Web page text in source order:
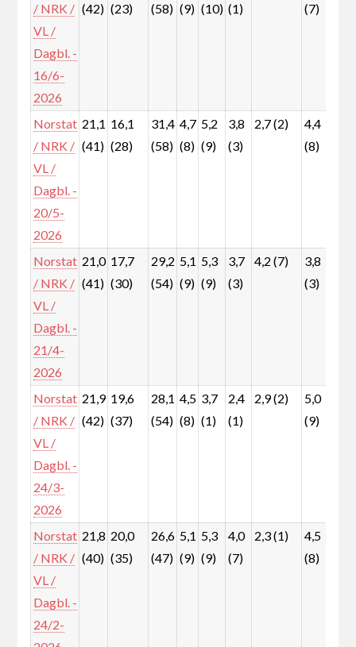
/ NRK /
VL /
Dagbl. -
16/6-
2026
(42) (23)
(58) (9) (10) (1)
(7)
Norstat
/ NRK /
VL /
Dagbl. -
20/5-
2026
21,1
(41)
16,1
(28)
31,4
(58)
4,7
(8)
5,2
(9)
3,8
(3)
2,7 (2)
4,4
(8)
Norstat
/ NRK /
VL /
Dagbl. -
21/4-
2026
21,0
(41)
17,7
(30)
29,2
(54)
5,1
(9)
5,3
(9)
3,7
(3)
4,2 (7)
3,8
(3)
Norstat
/ NRK /
VL /
Dagbl. -
24/3-
2026
21,9
(42)
19,6
(37)
28,1
(54)
4,5
(8)
3,7
(1)
2,4
(1)
2,9 (2)
5,0
(9)
Norstat
/ NRK /
VL /
Dagbl. -
24/2-
21,8
(40)
20,0
(35)
26,6
(47)
5,1
(9)
5,3
(9)
4,0
(7)
2,3 (1)
4,5
(8)